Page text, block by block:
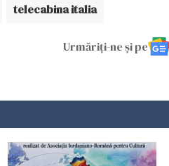
telecabina italia
Urmăriți-ne și pe